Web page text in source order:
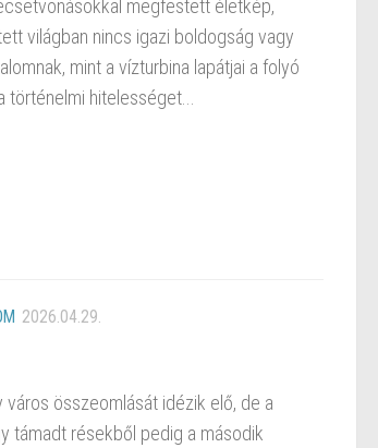
megfestett életkép,
világban nincs igazi boldogság vagy
mint a vízturbina lapátjai a folyó
hitelességet...
2026.04.29.
összeomlását idézik elő, de a
támadt résekből pedig a második